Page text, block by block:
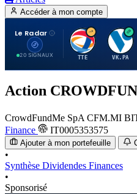
Accéder à mon compte
Le Radar
20 SIGNAUX
T
TTE
V
VK.PA
Action
CrowdFundMe SpA CFM.MI
Finance
IT0005353575
Ajouter à mon portefeuille
•
Synthèse Dividendes Finances
•
Sponsorisé